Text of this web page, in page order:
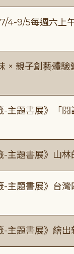
4-9/5每週六上
× 親子創藝體
-主題書展》「
-主題書展》山林
-主題書展》台
-主題書展》繪